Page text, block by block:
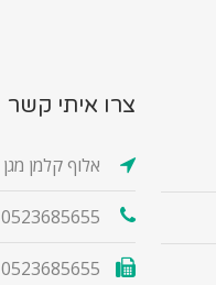
צרו איתי קשר
אלוף קלמן מגן 3, תל אביב-יפו
0523685655
0523685655